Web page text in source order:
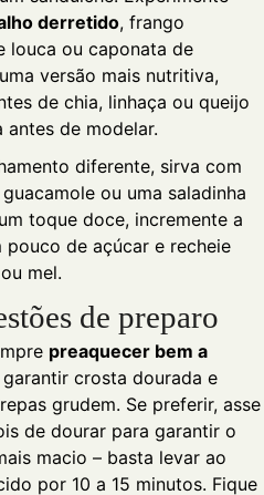
derretido, frango
louca ou caponata de
versão mais nutritiva,
de chia, linhaça ou queijo
antes de modelar.
diferente, sirva com
ou uma saladinha
toque doce, incremente a
pouco de açúcar e recheie
mel.
de preparo
preaquecer bem a
crosta dourada e
grudem. Se preferir, asse
de dourar para garantir o
macio – basta levar ao
por 10 a 15 minutos. Fique